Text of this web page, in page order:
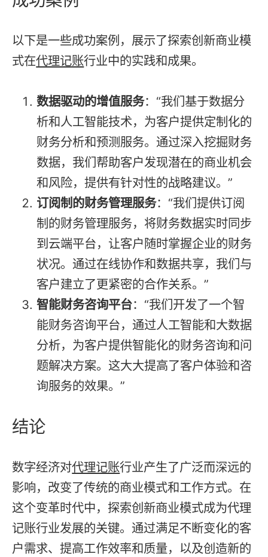
以下是一些成功案例，展示了探索创新商业模
式在代理记账行业中的实践和成果。
数据驱动的增值服务：“我们基于数据分
析和人工智能技术，为客户提供定制化的
财务分析和预测服务。通过深入挖掘财务
数据，我们帮助客户发现潜在的商业机会
和风险，提供有针对性的战略建议。”
订阅制的财务管理服务：“我们提供订阅
制的财务管理服务，将财务数据实时同步
到云端平台，让客户随时掌握企业的财务
状况。通过在线协作和数据共享，我们与
客户建立了更紧密的合作关系。”
智能财务咨询平台：“我们开发了一个智
能财务咨询平台，通过人工智能和大数据
分析，为客户提供智能化的财务咨询和问
题解决方案。这大大提高了客户体验和咨
询服务的效果。”
结论
数字经济对代理记账行业产生了广泛而深远的
影响，改变了传统的商业模式和工作方式。在
这个变革时代中，探索创新商业模式成为代理
记账行业发展的关键。通过满足不断变化的客
户需求、提高工作效率和质量，以及创造新的